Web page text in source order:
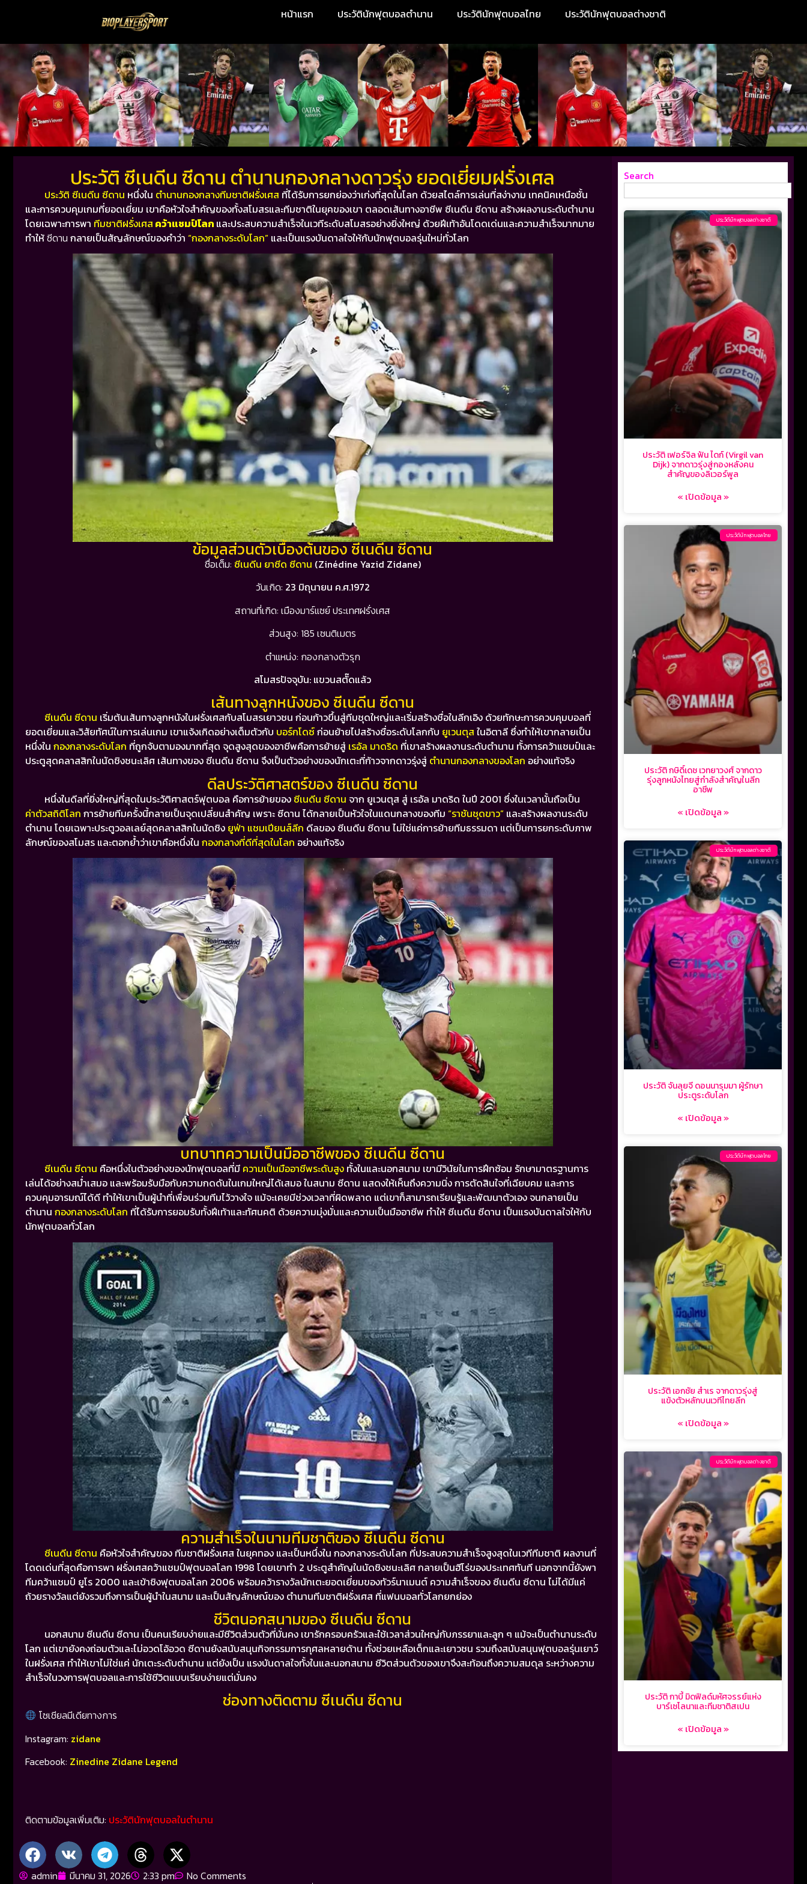
หน้าแรก ประวัตินักฟุตบอลตำนาน ประวัตินักฟุตบอลไทย ประวัตินักฟุตบอลต่างชาติ
ประวัติ ซีเนดีน ซีดาน ตำนานกองกลางดาวรุ่ง ยอดเยี่ยมฝรั่งเศล
ประวัติ ซีเนดีน ซีดาน หนึ่งใน ตำนานกองกลางทีมชาติฝรั่งเศส ที่ได้รับการยกย่องว่าเก่งที่สุดในโลก ด้วยสไตล์การเล่นที่สง่างาม เทคนิคเหนือชั้น
และการควบคุมเกมที่ยอดเยี่ยม เขาคือหัวใจสำคัญของทั้งสโมสรและทีมชาติในยุคของเขา ตลอดเส้นทางอาชีพ ซีเนดีน ซีดาน สร้างผลงานระดับตำนาน
โดยเฉพาะการพา ทีมชาติฝรั่งเศส คว้าแชมป์โลก และประสบความสำเร็จในเวทีระดับสโมสรอย่างยิ่งใหญ่ ด้วยฝีเท้าอันโดดเด่นและความสำเร็จมากมาย
ทำให้ซีดาน กลายเป็นสัญลักษณ์ของคำว่า “กองกลางระดับโลก” และเป็นแรงบันดาลใจให้กับนักฟุตบอลรุ่นใหม่ทั่วโลก
ข้อมูลส่วนตัวเบื้องต้นของ ซีเนดีน ซีดาน
ชื่อเต็ม: ซีเนดีน ยาซีด ซีดาน (Zinédine Yazid Zidane)
วันเกิด: 23 มิถุนายน ค.ศ.1972
สถานที่เกิด: เมืองมาร์แซย์ ประเทศฝรั่งเศส
ส่วนสูง: 185 เซนติเมตร
ตำแหน่ง: กองกลางตัวรุก
สโมสรปัจจุบัน: แขวนสตั๊ดแล้ว
เส้นทางลูกหนังของ ซีเนดีน ซีดาน
ซีเนดีน ซีดาน เริ่มต้นเส้นทางลูกหนังในฝรั่งเศสกับสโมสรเยาวชน ก่อนก้าวขึ้นสู่ทีมชุดใหญ่และเริ่มสร้างชื่อในลีกเอิง ด้วยทักษะการควบคุมบอลที่
ยอดเยี่ยมและวิสัยทัศน์ในการเล่นเกม เขาแจ้งเกิดอย่างเต็มตัวกับ บอร์กโดซ์ก่อนย้ายไปสร้างชื่อระดับโลกกับ ยูเวนตุส ในอิตาลี ซึ่งทำให้เขากลายเป็น
หนึ่งใน กองกลางระดับโลก ที่ถูกจับตามองมากที่สุด จุดสูงสุดของอาชีพคือการย้ายสู่ เรอัล มาดริด ที่เขาสร้างผลงานระดับตำนาน ทั้งการคว้าแชมป์และ
ประตูสุดคลาสสิกในนัดชิงชนะเลิศ เส้นทางของ ซีเนดีน ซีดาน จึงเป็นตัวอย่างของนักเตะที่ก้าวจากดาวรุ่งสู่ ตำนานกองกลางของโลก อย่างแท้จริง
ดีลประวัติศาสตร์ของ ซีเนดีน ซีดาน
หนึ่งในดีลที่ยิ่งใหญ่ที่สุดในประวัติศาสตร์ฟุตบอล คือการย้ายของ ซีเนดีน ซีดาน จาก ยูเวนตุส สู่ เรอัล มาดริด ในปี 2001 ซึ่งในเวลานั้นถือเป็น
ค่าตัวสถิติโลก การย้ายทีมครั้งนี้กลายเป็นจุดเปลี่ยนสำคัญ เพราะ ซีดาน ได้กลายเป็นหัวใจในแดนกลางของทีม “ราชันชุดขาว” และสร้างผลงานระดับ
ตำนาน โดยเฉพาะประตูวอลเลย์สุดคลาสสิกในนัดชิง ยูฟ่า แชมเปียนส์ลีก ดีลของ ซีเนดีน ซีดาน ไม่ใช่แค่การย้ายทีมธรรมดา แต่เป็นการยกระดับภาพ
ลักษณ์ของสโมสร และตอกย้ำว่าเขาคือหนึ่งใน กองกลางที่ดีที่สุดในโลก อย่างแท้จริง
บทบาทความเป็นมืออาชีพของ ซีเนดีน ซีดาน
ซีเนดีน ซีดาน คือหนึ่งในตัวอย่างของนักฟุตบอลที่มี ความเป็นมืออาชีพระดับสูง ทั้งในและนอกสนาม เขามีวินัยในการฝึกซ้อม รักษามาตรฐานการ
เล่นได้อย่างสม่ำเสมอ และพร้อมรับมือกับความกดดันในเกมใหญ่ได้เสมอในสนาม ซีดาน แสดงให้เห็นถึงความนิ่ง การตัดสินใจที่เฉียบคม และการ
ควบคุมอารมณ์ได้ดี ทำให้เขาเป็นผู้นำที่เพื่อนร่วมทีมไว้วางใจ แม้จะเคยมีช่วงเวลาที่ผิดพลาด แต่เขาก็สามารถเรียนรู้และพัฒนาตัวเอง จนกลายเป็น
ตำนาน กองกลางระดับโลก ที่ได้รับการยอมรับทั้งฝีเท้าและทัศนคติ ด้วยความมุ่งมั่นและความเป็นมืออาชีพ ทำให้ ซีเนดีน ซีดาน เป็นแรงบันดาลใจให้กับ
นักฟุตบอลทั่วโลก
ความสำเร็จในนามทีมชาติของ ซีเนดีน ซีดาน
ซีเนดีน ซีดาน คือหัวใจสำคัญของ ทีมชาติฝรั่งเศส ในยุคทอง และเป็นหนึ่งใน กองกลางระดับโลก ที่ประสบความสำเร็จสูงสุดในเวทีทีมชาติ ผลงานที่
โดดเด่นที่สุดคือการพา ฝรั่งเศสคว้าแชมป์ฟุตบอลโลก 1998 โดยเขาทำ 2 ประตูสำคัญในนัดชิงชนะเลิศ กลายเป็นฮีโร่ของประเทศทันที นอกจากนี้ยังพา
ทีมคว้าแชมป์ ยูโร 2000 และเข้าชิงฟุตบอลโลก 2006 พร้อมคว้ารางวัลนักเตะยอดเยี่ยมของทัวร์นาเมนต์ ความสำเร็จของ ซีเนดีน ซีดาน ไม่ได้มีแค่
ถ้วยรางวัลแต่ยังรวมถึงการเป็นผู้นำในสนาม และเป็นสัญลักษณ์ของ ตำนานทีมชาติฝรั่งเศส ที่แฟนบอลทั่วโลกยกย่อง
ชีวิตนอกสนามของ ซีเนดีน ซีดาน
นอกสนาม ซีเนดีน ซีดาน เป็นคนเรียบง่ายและมีชีวิตส่วนตัวที่มั่นคง เขารักครอบครัวและใช้เวลาส่วนใหญ่กับภรรยาและลูก ๆ แม้จะเป็นตำนานระดับ
โลก แต่เขายังคงถ่อมตัวและไม่อวดโอ้อวด ซีดานยังสนับสนุนกิจกรรมการกุศลหลายด้าน ทั้งช่วยเหลือเด็กและเยาวชน รวมถึงสนับสนุนฟุตบอลรุ่นเยาว์
ในฝรั่งเศส ทำให้เขาไม่ใช่แค่ นักเตะระดับตำนาน แต่ยังเป็น แรงบันดาลใจทั้งในและนอกสนาม ชีวิตส่วนตัวของเขาจึงสะท้อนถึงความสมดุล ระหว่างความ
สำเร็จในวงการฟุตบอลและการใช้ชีวิตแบบเรียบง่ายแต่มั่นคง
ช่องทางติดตาม ซีเนดีน ซีดาน
โซเชียลมีเดียทางการ
Instagram: zidane
Facebook: Zinedine Zidane Legend
ติดตามข้อมูลเพิ่มเติม: ประวัตินักฟุตบอลในตำนาน
admin มีนาคม 31, 2026 2:33 pm No Comments
Search
ประวัตินักฟุตบอลต่างชาติ
ประวัติ เฟอร์จิล ฟัน ไดก์ (Virgil van
Dijk) จากดาวรุ่งสู่กองหลังคน
สำคัญของลิเวอร์พูล
« เปิดข้อมูล »
ประวัตินักฟุตบอลไทย
ประวัติ กษิดิ์เดช เวทยาวงศ์ จากดาว
รุ่งลูกหนังไทยสู่กำลังสำคัญในลีก
อาชีพ
« เปิดข้อมูล »
ประวัตินักฟุตบอลต่างชาติ
ประวัติ จันลุยจี ดอนนารุมมา ผู้รักษา
ประตูระดับโลก
« เปิดข้อมูล »
ประวัตินักฟุตบอลไทย
ประวัติ เอกชัย สำเร จากดาวรุ่งสู่
แข้งตัวหลักบนเวทีไทยลีก
« เปิดข้อมูล »
ประวัตินักฟุตบอลต่างชาติ
ประวัติ กาบี้ มิดฟิลด์มหัศจรรย์แห่ง
บาร์เซโลนาและทีมชาติสเปน
« เปิดข้อมูล »